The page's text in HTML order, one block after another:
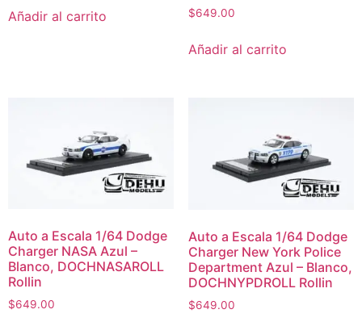
Añadir al carrito $649.00
Añadir al carrito
Auto a Escala 1/64 Dodge
Charger NASA Azul –
Blanco, DOCHNASAROLL
Rollin
$649.00
Auto a Escala 1/64 Dodge
Charger New York Police
Department Azul – Blanco,
DOCHNYPDROLL Rollin
$649.00